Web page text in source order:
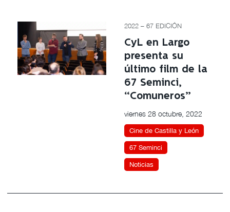
2022 – 67 EDICIÓN
CyL en Largo
presenta su
último film de la
67 Seminci,
“Comuneros”
viernes 28 octubre, 2022
Cine de Castilla y León
67 Seminci
Noticias